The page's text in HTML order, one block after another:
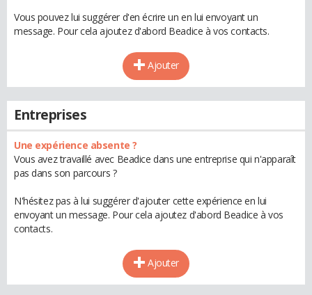
Vous pouvez lui suggérer d'en écrire un en lui envoyant un
message. Pour cela ajoutez d'abord Beadice à vos contacts.
Ajouter
Entreprises
Une expérience absente ?
Vous avez travaillé avec Beadice dans une entreprise qui n'apparaît
pas dans son parcours ?
N'hésitez pas à lui suggérer d'ajouter cette expérience en lui
envoyant un message. Pour cela ajoutez d'abord Beadice à vos
contacts.
Ajouter